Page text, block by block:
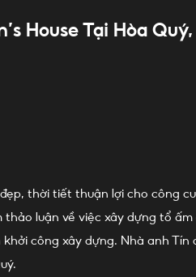
House Tại Hòa
thời tiết thuận lợi cho công
thảo luận về việc xây dựng tổ
công xây dựng. Nhà anh Tín